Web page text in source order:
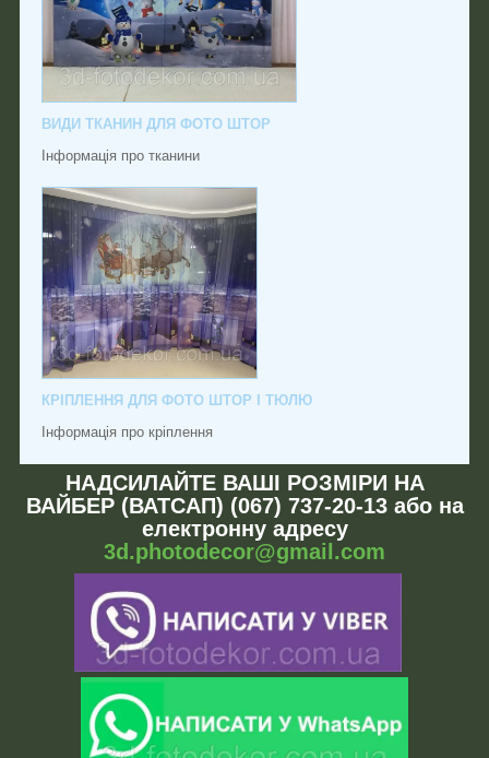
ВИДИ ТКАНИН ДЛЯ ФОТО ШТОР
Інформація про тканини
КРІПЛЕННЯ ДЛЯ ФОТО ШТОР І ТЮЛЮ
Інформація про кріплення
НАДСИЛАЙТЕ ВАШІ РОЗМІРИ НА
ВАЙБЕР (ВАТСАП) (067) 737-20-13 або на
електронну адресу
3d.photodecor@gmail.com